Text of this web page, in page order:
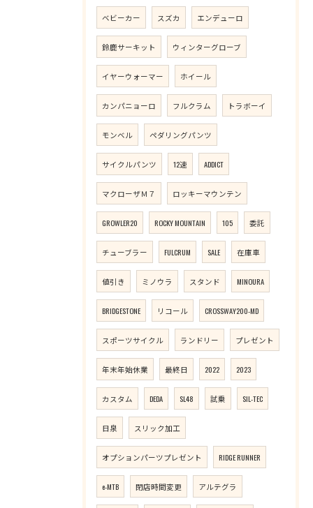
ベビーカー スズカ エンデューロ
鈴鹿サーキット ウィンターグローブ
イヤーウォーマー ホイール
カンパニョーロ フルクラム トラボーイ
モンベル ペダリングパンツ
サイクルパンツ 12速 ADDICT
マクローザＭ７ ロッキーマウンテン
GROWLER20 ROCKY MOUNTAIN 105 委託
チューブラー FULCRUM SALE 在庫車
値引き ミノウラ スタンド MINOURA
BRIDGESTONE リコール CROSSWAY200-MD
スポーツサイクル ランドリー プレゼント
年末年始休業 最終日 2022 2023
カスタム DEDA SL48 試乗 SIL-TEC
日泉 スリック加工
オプションパーツプレゼント RIDGE RUNNER
e-MTB 閉店時間変更 アルテグラ